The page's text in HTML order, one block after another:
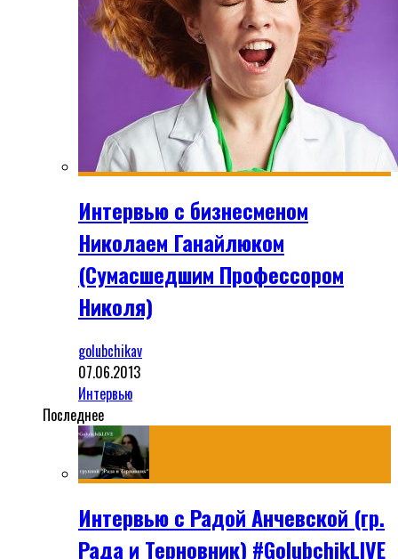
Интервью с бизнесменом
Николаем Ганайлюком
(Сумасшедшим Профессором
Николя)
golubchikav
07.06.2013
Интервью
Последнее
Интервью с Радой Анчевской (гр.
Рада и Терновник) #GolubchikLIVE